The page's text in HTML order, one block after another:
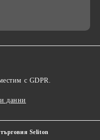
с GDPR.
данни
Seliton